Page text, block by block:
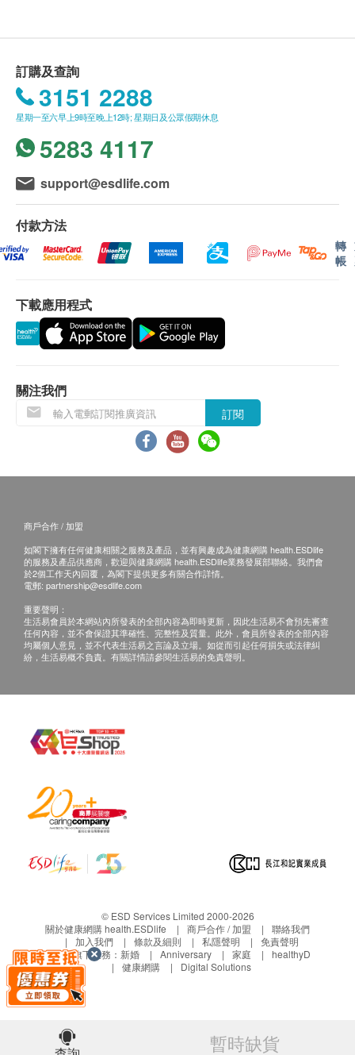
產品特色
Sudio NIO 潛能盡現。具備 IPX4 等級防護，讓你收
聽音樂時無懼雨水侵襲。採用自適應雙麥克風技術，
翼，你就可輕鬆找到最舒適、貼合雙耳的耳翼，盡情
於音樂世界自由飛翔。
5.5 小時播放時間
20 小時電池續航力
USB-C 充電
可替換的耳翼
IPX4 防水等級
電池總數（小時）：20
藍牙：5.0
IPX等級：IPX 4
產品保養條款
此產品為原廠行貨貨品。
保養期 : 12個月
所有貨品資料及售後條款均根據廠商官網頁作準，
如有疑問請直接致電或瀏覽總代理網頁查詢。
附加HK$35運費。
我們將於確定訂單後3-5個工作天內安排發貨。
不排除運送時間會因節日而有所影響。當八號烈風
訊號懸掛或黑色暴雨警告生效時，送貨服務時間將
會延遲。
所有訂單須視乎相關貨品的供應情況再作最後確
認。倘若健康網購health.ESDlife未能提供任何訂
單上的貨品，健康網購health.ESDlife有權拒絕接
受該訂單，並且會於送貨前透過電話或電郵通知顧
客再作安排。
退換條款：
當顧客收取已訂購之貨品時，有責任檢查貨品是否
有損毀情況，一經確認簽收，恕不接受退換。
或過期退回，供應商有權不受理。
如有其他損壞或遺漏查詢，顧客必須保留有效收據
正本，並於送貨後3個工作天內按下列方式聯絡
Street Value Limited 客戶服務部跟進。
暫時缺貨
訂購及查詢
3151 2288
星期一至六早上9時至晚上12時; 星期日及公眾假期休息
5283 4117
support@esdlife.com
付款方法
轉
帳
下載應用程式
關注我們
訂閱
商戶合作 / 加盟
如閣下擁有任何健康相關之服務及產品，並有興趣成為健康網購 health.ESDlife
的服務及產品供應商，歡迎與健康網購 health.ESDlife業務發展部聯絡。我們會
於2個工作天內回覆，為閣下提供更多有關合作詳情。
電郵: partnership@esdlife.com
重要聲明：
生活易會員於本網站內所發表的全部內容為即時更新，因此生活易不會預先審查
任何內容，並不會保證其準確性、完整性及質量。此外，會員所發表的全部內容
均屬個人意見，並不代表生活易之言論及立場。如從而引起任何損失或法律糾
紛，生活易概不負責。有關詳情請參閱生活易的免責聲明。
© ESD Services Limited 2000-2026
關於健康網購 health.ESDlife
商戶合作 / 加盟
聯絡我們
加入我們
條款及細則 私隱聲明
免責聲明
生活易旗下業務： 新婚 Anniversary 家庭
healthyD
健康網購
Digital Solutions